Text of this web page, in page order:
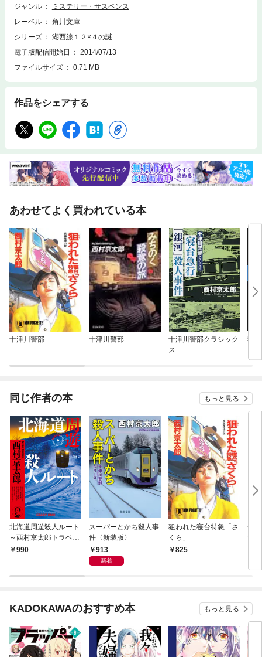
ジャンル
ミステリー・サスペンス
レーベル
角川文庫
シリーズ
湖西線１２×４の謎
電子版配信開始日
2014/07/13
ファイルサイズ
0.71 MB
作品をシェアする
あわせてよく買われている本
十津川警部 十津川警部
十津川警部クラシック
ス
寝
同じ作者の本 もっと見る
北海道周遊殺人ルート
～西村京太郎トラベル
ミステリー・セレクシ
990
スーパーとかち殺人事
件〈新装版〉
913
新着
狙われた寝台特急「さ
くら」
825
十
KADOKAWAのおすすめ本 もっと見る